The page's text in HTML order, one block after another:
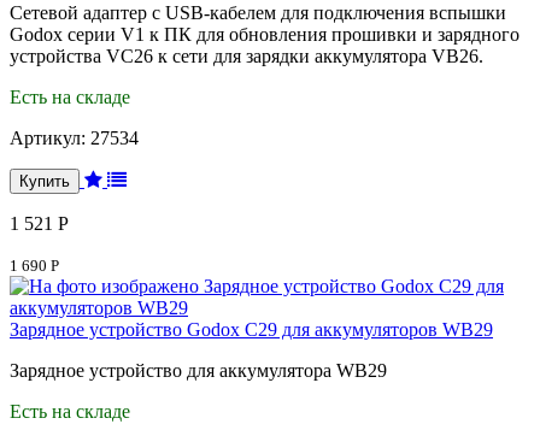
Сетевой адаптер с USB-кабелем для подключения вспышки
Godox серии V1 к ПК для обновления прошивки и зарядного
устройства VC26 к сети для зарядки аккумулятора VB26.
Есть на складе
Артикул: 27534
1 521 Р
1 690 Р
Зарядное устройство Godox C29 для аккумуляторов WB29
Зарядное устройство для аккумулятора WB29
Есть на складе